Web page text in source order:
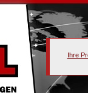
Ihre